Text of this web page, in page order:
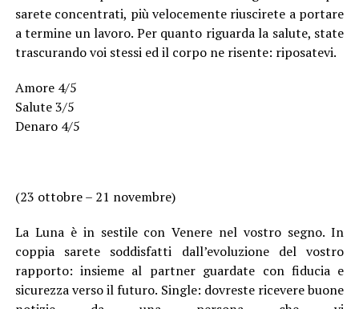
sarete concentrati, più velocemente riuscirete a portare
a termine un lavoro. Per quanto riguarda la salute, state
trascurando voi stessi ed il corpo ne risente: riposatevi.
Amore 4/5
Salute 3/5
Denaro 4/5
(23 ottobre – 21 novembre)
La Luna è in sestile con Venere nel vostro segno. In
coppia sarete soddisfatti dall’evoluzione del vostro
rapporto: insieme al partner guardate con fiducia e
sicurezza verso il futuro. Single: dovreste ricevere buone